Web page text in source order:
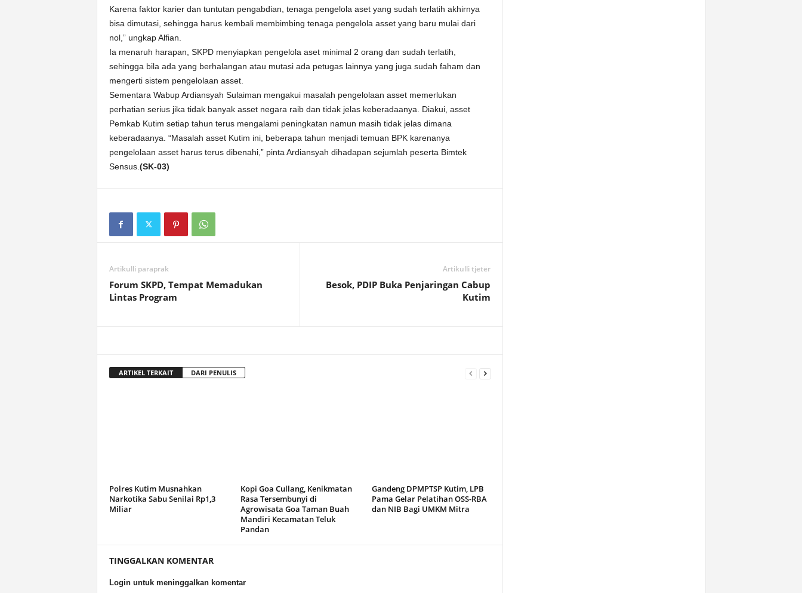
Karena faktor karier dan tuntutan pengabdian, tenaga pengelola aset yang sudah terlatih akhirnya
bisa dimutasi, sehingga harus kembali membimbing tenaga pengelola asset yang baru mulai dari
nol,” ungkap Alfian.
Ia menaruh harapan, SKPD menyiapkan pengelola aset minimal 2 orang dan sudah terlatih,
sehingga bila ada yang berhalangan atau mutasi ada petugas lainnya yang juga sudah faham dan
mengerti sistem pengelolaan asset.
Sementara Wabup Ardiansyah Sulaiman mengakui masalah pengelolaan asset memerlukan
perhatian serius jika tidak banyak asset negara raib dan tidak jelas keberadaanya. Diakui, asset
Pemkab Kutim setiap tahun terus mengalami peningkatan namun masih tidak jelas dimana
keberadaanya. “Masalah asset Kutim ini, beberapa tahun menjadi temuan BPK karenanya
pengelolaan asset harus terus dibenahi,” pinta Ardiansyah dihadapan sejumlah peserta Bimtek
Sensus. (SK-03)
Artikulli paraprak
Forum SKPD, Tempat Memadukan
Lintas Program
Artikulli tjetër
Besok, PDIP Buka Penjaringan Cabup
Kutim
ARTIKEL TERKAIT DARI PENULIS
Polres Kutim Musnahkan
Narkotika Sabu Senilai Rp1,3
Miliar
Kopi Goa Cullang, Kenikmatan
Rasa Tersembunyi di
Agrowisata Goa Taman Buah
Mandiri Kecamatan Teluk
Pandan
Gandeng DPMPTSP Kutim, LPB
Pama Gelar Pelatihan OSS-RBA
dan NIB Bagi UMKM Mitra
TINGGALKAN KOMENTAR
Login untuk meninggalkan komentar